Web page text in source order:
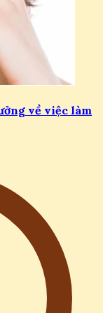
về việc làm